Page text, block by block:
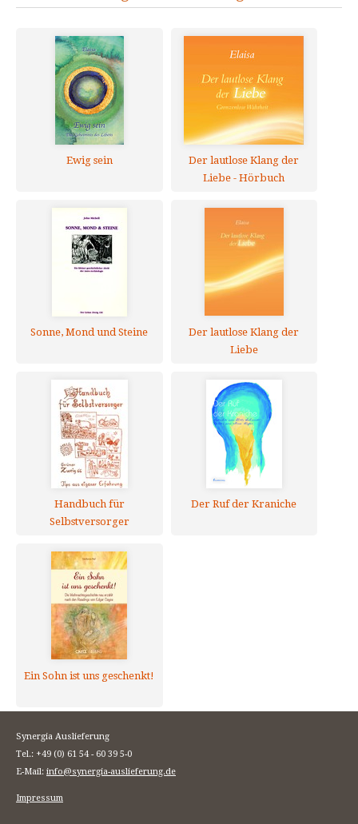
Ewig sein
Der lautlose Klang der
Liebe - Hörbuch
Sonne, Mond und Steine
Der lautlose Klang der
Liebe
Handbuch für
Selbstversorger
Der Ruf der Kraniche
Ein Sohn ist uns geschenkt!
Synergia Auslieferung
Tel.: +49 (0) 61 54 - 60 39 5-0
E-Mail: info@synergia-auslieferung.de
Impressum